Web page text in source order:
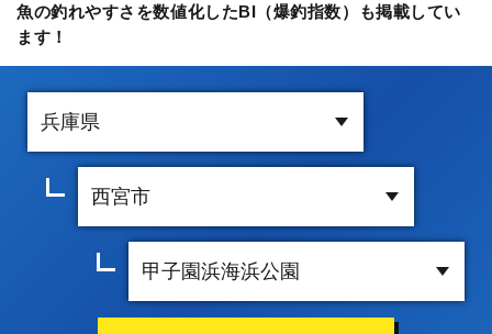
魚の釣れやすさを数値化したBI（爆釣指数）も掲載してい
ます！